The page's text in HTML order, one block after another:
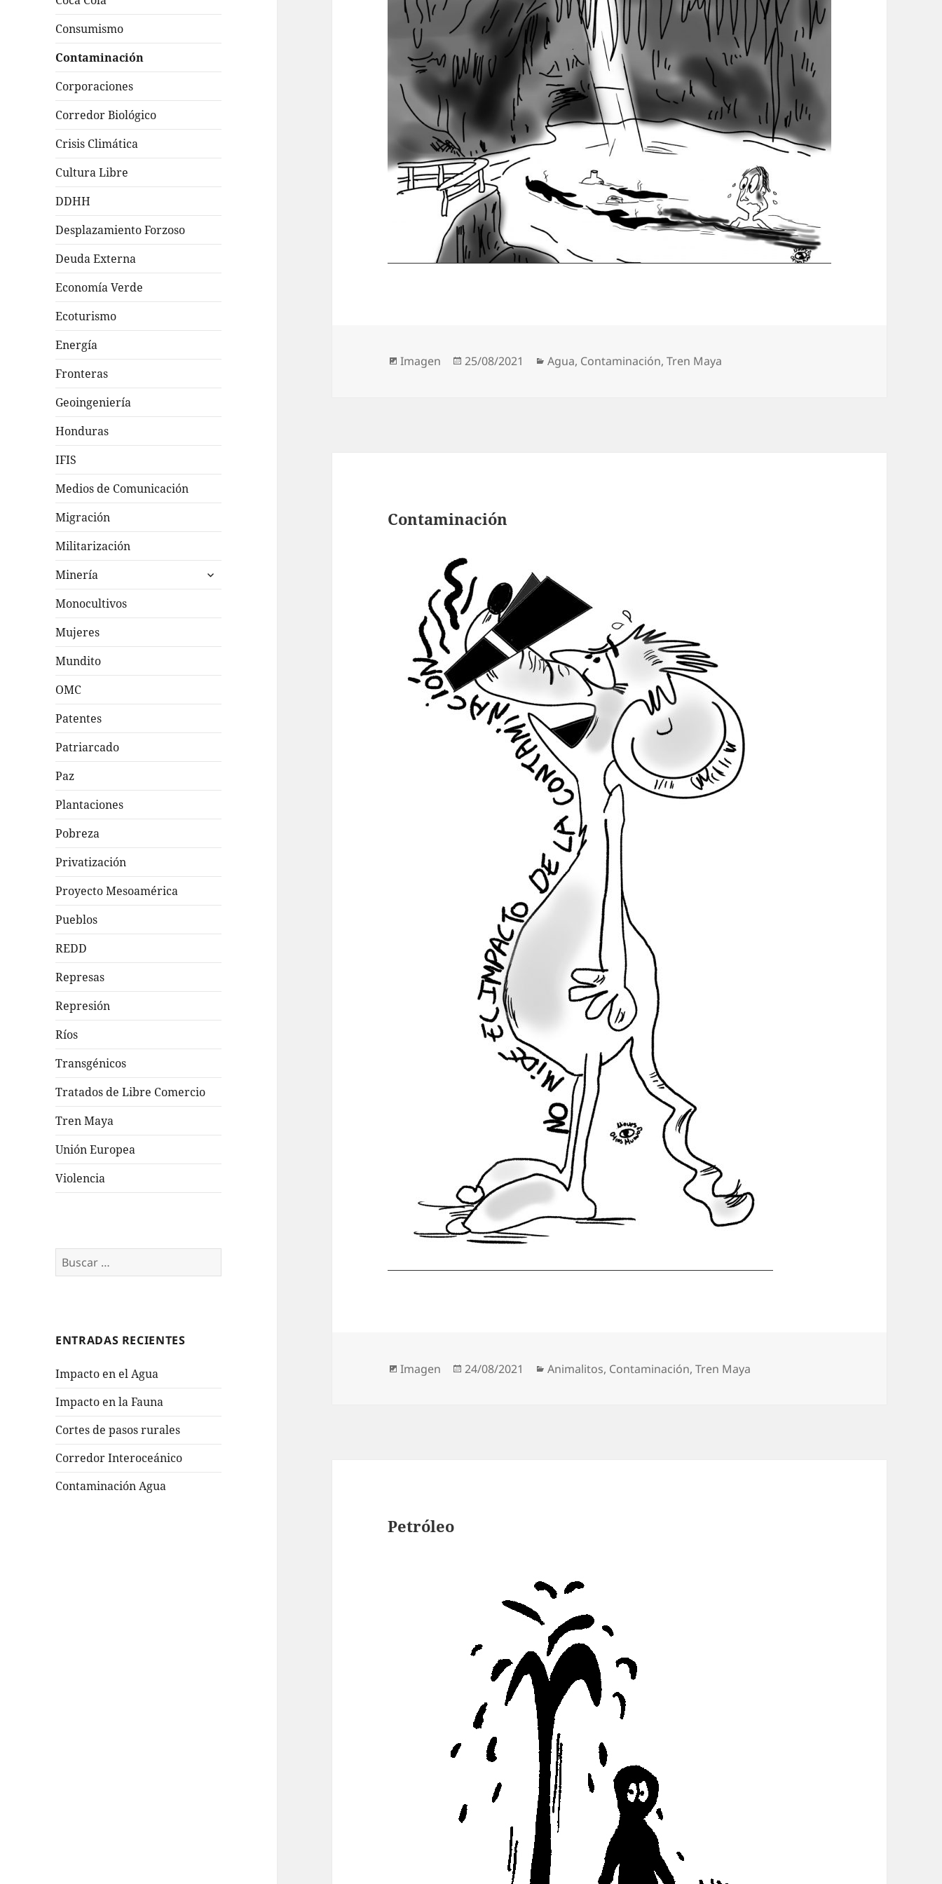
Consumismo
Contaminación
Corporaciones
Corredor Biológico
Crisis Climática
Cultura Libre
DDHH
Desplazamiento Forzoso
Deuda Externa
Economía Verde
Ecoturismo
Energía
Fronteras
Geoingeniería
Honduras
IFIS
Medios de Comunicación
Migración
Militarización
Minería
expande
el
inferior
Monocultivos
Mujeres
Mundito
OMC
Patentes
Patriarcado
Paz
Plantaciones
Pobreza
Privatización
Proyecto Mesoamérica
Pueblos
REDD
Represas
Represión
Ríos
Transgénicos
Tratados de Libre Comercio
Tren Maya
Unión Europea
Violencia
Buscar:
ENTRADAS RECIENTES
Impacto en el Agua
Impacto en la Fauna
Cortes de pasos rurales
Corredor Interoceánico
Contaminación Agua
Formato
Imagen
Publicado
25/08/2021 Categorías
Agua, Contaminación,Tren Maya
Contaminación
Formato
Imagen
Publicado
24/08/2021 Categorías
Animalitos, Contaminación,Tren Maya
Petróleo